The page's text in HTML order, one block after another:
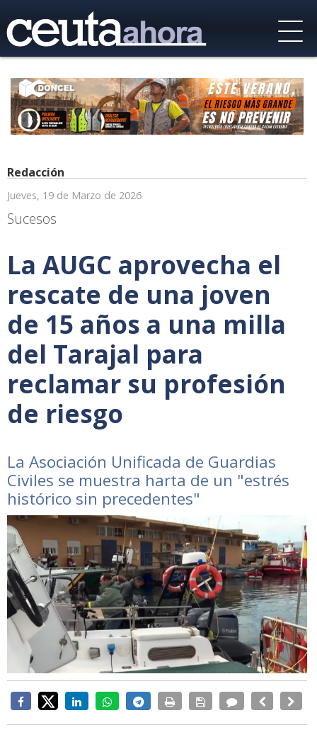
Redacción
Jueves, 19 de Marzo de 2026
Sucesos
La AUGC aprovecha el
rescate de una joven
de 15 años a una milla
del Tarajal para
reclamar su profesión
de riesgo
La Asociación Unificada de Guardias
Civiles se muestra harta de un "estrés
histórico sin precedentes"